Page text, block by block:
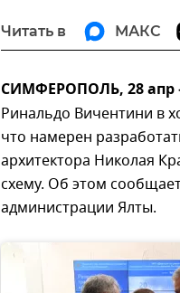
Читать в МАКС
СИМФЕРОПОЛЬ, 28 апр
Ринальдо Вичентини в
что намерен
архитектора Николая
схему. Об этом
администрации Ялты.